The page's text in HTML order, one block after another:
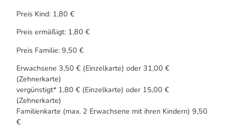
Preis Kind: 1,80 €
Preis ermäßigt: 1,80 €
Preis Familie: 9,50 €
Erwachsene 3,50 € (Einzelkarte) oder 31,00 €
(Zehnerkarte)
vergünstigt* 1,80 € (Einzelkarte) oder 15,00 €
(Zehnerkarte)
Familienkarte (max. 2 Erwachsene mit ihren Kindern) 9,50
€